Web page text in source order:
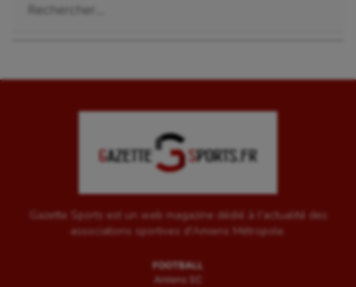
Gazette Sports est un web magazine dédié à l'actualité des
associations sportives d'Amiens Métropole.
FOOTBALL
Amiens SC